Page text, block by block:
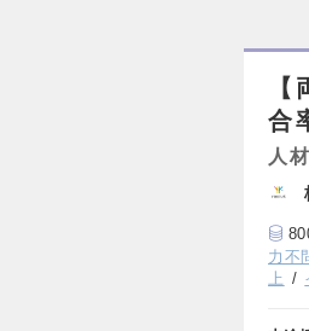
合
人
力不
上